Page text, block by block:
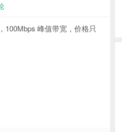
100Mbps 峰值带宽，价格只